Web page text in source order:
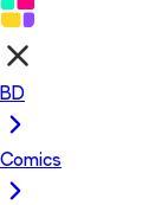
BD
Comics